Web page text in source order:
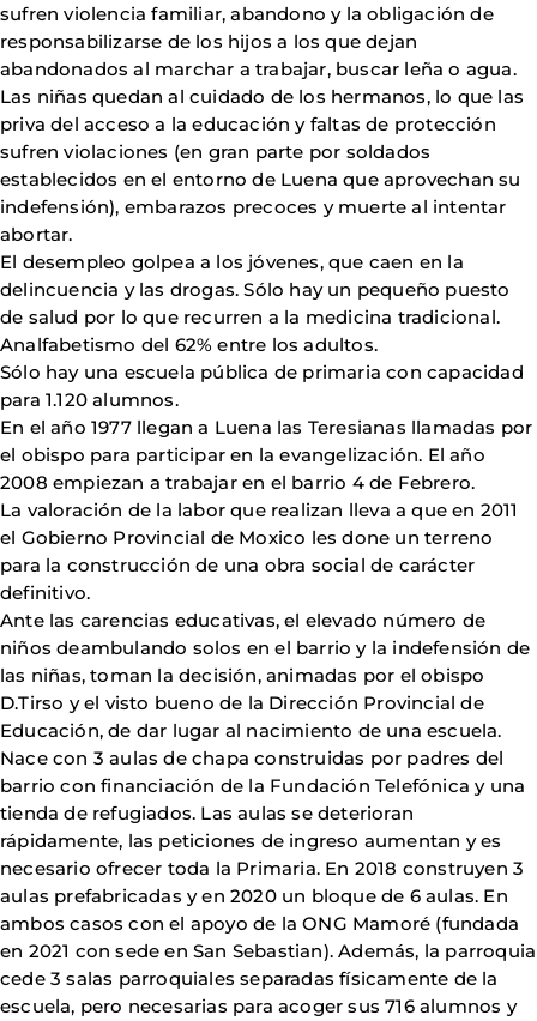
sufren violencia familiar, abandono y la obligación de
responsabilizarse de los hijos a los que dejan
abandonados al marchar a trabajar, buscar leña o agua.
Las niñas quedan al cuidado de los hermanos, lo que las
priva del acceso a la educación y faltas de protección
sufren violaciones (en gran parte por soldados
establecidos en el entorno de Luena que aprovechan su
indefensión), embarazos precoces y muerte al intentar
abortar.
El desempleo golpea a los jóvenes, que caen en la
delincuencia y las drogas. Sólo hay un pequeño puesto
de salud por lo que recurren a la medicina tradicional.
Analfabetismo del 62% entre los adultos.
Sólo hay una escuela pública de primaria con capacidad
para 1.120 alumnos.
En el año 1977 llegan a Luena las Teresianas llamadas por
el obispo para participar en la evangelización. El año
2008 empiezan a trabajar en el barrio 4 de Febrero.
La valoración de la labor que realizan lleva a que en 2011
el Gobierno Provincial de Moxico les done un terreno
para la construcción de una obra social de carácter
definitivo.
Ante las carencias educativas, el elevado número de
niños deambulando solos en el barrio y la indefensión de
las niñas, toman la decisión, animadas por el obispo
D.Tirso y el visto bueno de la Dirección Provincial de
Educación, de dar lugar al nacimiento de una escuela.
Nace con 3 aulas de chapa construidas por padres del
barrio con financiación de la Fundación Telefónica y una
tienda de refugiados. Las aulas se deterioran
rápidamente, las peticiones de ingreso aumentan y es
necesario ofrecer toda la Primaria. En 2018 construyen 3
aulas prefabricadas y en 2020 un bloque de 6 aulas. En
ambos casos con el apoyo de la ONG Mamoré (fundada
en 2021 con sede en San Sebastian). Además, la parroquia
cede 3 salas parroquiales separadas físicamente de la
escuela, pero necesarias para acoger sus 716 alumnos y